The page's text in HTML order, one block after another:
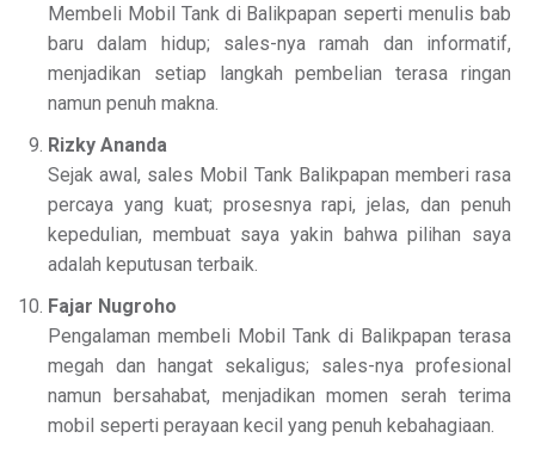
Membeli Mobil Tank di Balikpapan seperti menulis bab
baru dalam hidup; sales-nya ramah dan informatif,
menjadikan setiap langkah pembelian terasa ringan
namun penuh makna.
Rizky Ananda
Sejak awal, sales Mobil Tank Balikpapan memberi rasa
percaya yang kuat; prosesnya rapi, jelas, dan penuh
kepedulian, membuat saya yakin bahwa pilihan saya
adalah keputusan terbaik.
Fajar Nugroho
Pengalaman membeli Mobil Tank di Balikpapan terasa
megah dan hangat sekaligus; sales-nya profesional
namun bersahabat, menjadikan momen serah terima
mobil seperti perayaan kecil yang penuh kebahagiaan.